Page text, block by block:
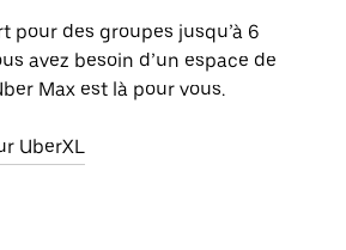
pour des groupes jusqu’à 6
avez besoin d’un espace de
Max est là pour vous.
UberXL